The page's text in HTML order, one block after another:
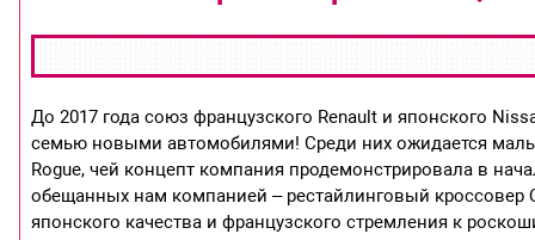
До 2017 года союз французского Renault и японского
семью новыми автомобилями! Среди них ожидается
Rogue, чей концепт компания продемонстрировала в
обещанных нам компанией – рестайлинговый
японского качества и французского стремления к